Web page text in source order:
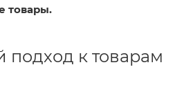
товары.
к товарам